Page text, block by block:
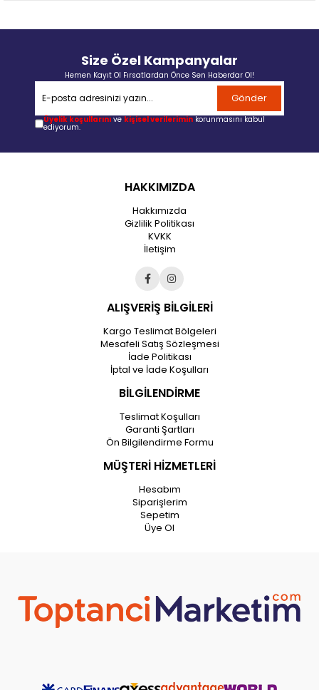
Size Özel Kampanyalar
Hemen Kayıt Ol Fırsatlardan Önce Sen Haberdar Ol!
Gönder
Üyelik koşullarını ve kişisel verilerimin korunmasını kabul
ediyorum.
HAKKIMIZDA
Hakkımızda
Gizlilik Politikası
KVKK
İletişim
ALIŞVERİŞ BİLGİLERİ
Kargo Teslimat Bölgeleri
Mesafeli Satış Sözleşmesi
İade Politikası
İptal ve İade Koşulları
BİLGİLENDİRME
Teslimat Koşulları
Garanti Şartları
Ön Bilgilendirme Formu
MÜŞTERİ HİZMETLERİ
Hesabım
Siparişlerim
Sepetim
Üye Ol